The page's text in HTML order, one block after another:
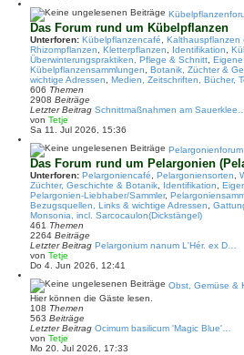
e
t
e
r
B
e
i
t
r
a
Das Forum rund um Kübelpflanzen
Unterforen: Kübelpflanzencafé Kalthauspflanzen
Rhizompflanzen
Kletterpflanzen Identifikation
Überwinterungspraktiken, Pflege & Schnitt
Kübelpflanzensammlungen
Botanik, Züchter &
wichtige Adressen
Medien, Zeitschriften, Bücher,
606 Themen
2908 Beiträge
Letzter Beitrag Schnittmaßnahmen am Sauerklee…
von Tetje
e
e
t
e
r
B
e
i
t
r
a
Sa 11. Jul 2026, 15:36
Pelargonienforum
Das Forum rund um Pelargonien
Unterforen: Pelargoniencafé Pelargoniensorten
Züchter, Geschichte & Botanik
Identifikation
Pelargonien-Liebhaber/Sammler,
Bezugsquellen, Links & wichtige Adressen
Monsonia, incl. Sarcocaulon(Dickstängel)
461 Themen
2264 Beiträge
Letzter Beitrag Pelargonium nanum L'Hér. ex D…
von Tetje
e
e
t
e
r
B
e
Do 4. Jun 2026, 12:41
Obst, Gemüse &
Hier können die Gäste lesen.
108 Themen
563 Beiträge
Letzter Beitrag Ocimum basilicum 'Magic Blue'…
von Tetje
e
Mo 20. Jul 2026, 17:33